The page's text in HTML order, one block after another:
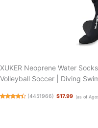
XUKER Neoprene Water
Volleyball Soccer | Diving
(4451966) $17.99 (as of